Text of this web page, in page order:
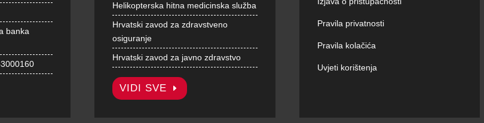
banka
Helikopterska hitna medicinska služba
Hrvatski zavod za zdravstveno
osiguranje
Hrvatski zavod za javno zdravstvo
VIDI SVE
Pravila privatnosti
Pravila kolačića
Uvjeti korištenja